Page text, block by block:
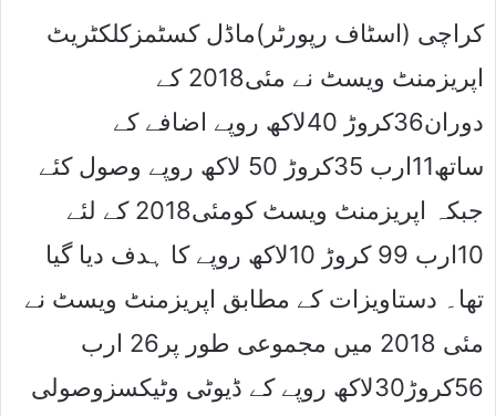
کراچی (اسٹاف رپورٹر)ماڈل کسٹمزکلکٹریٹ
اپریزمنٹ ویسٹ نے مئی2018 کے
دوران36کروڑ 40لاکھ روپے اضافے کے
ساتھ11ارب 35کروڑ 50 لاکھ روپے وصول کئے
جبکہ اپریزمنٹ ویسٹ کومئی2018 کے لئے
10ارب 99 کروڑ 10لاکھ روپے کا ہدف دیا گیا
تھا۔ دستاویزات کے مطابق اپریزمنٹ ویسٹ نے
مئی 2018 میں مجموعی طور پر26 ارب
56کروڑ30لاکھ روپے کے ڈیوٹی وٹیکسزوصولی